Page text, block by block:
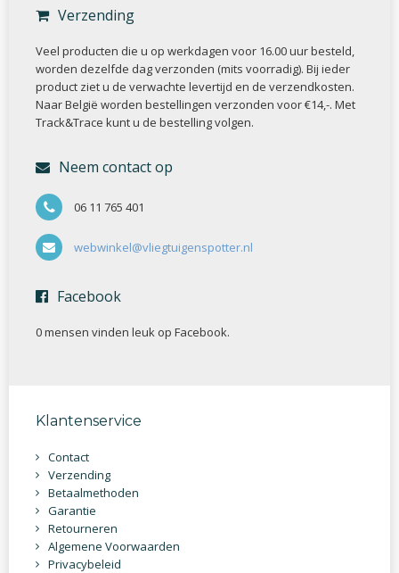
Verzending
Veel producten die u op werkdagen voor 16.00 uur besteld,
worden dezelfde dag verzonden (mits voorradig). Bij ieder
product ziet u de verwachte levertijd en de verzendkosten.
Naar België worden bestellingen verzonden voor €14,-. Met
Track&Trace kunt u de bestelling volgen.
Neem contact op
06 11 765 401
webwinkel@vliegtuigenspotter.nl
Facebook
0 mensen vinden leuk op Facebook.
Klantenservice
Contact
Verzending
Betaalmethoden
Garantie
Retourneren
Algemene Voorwaarden
Privacybeleid